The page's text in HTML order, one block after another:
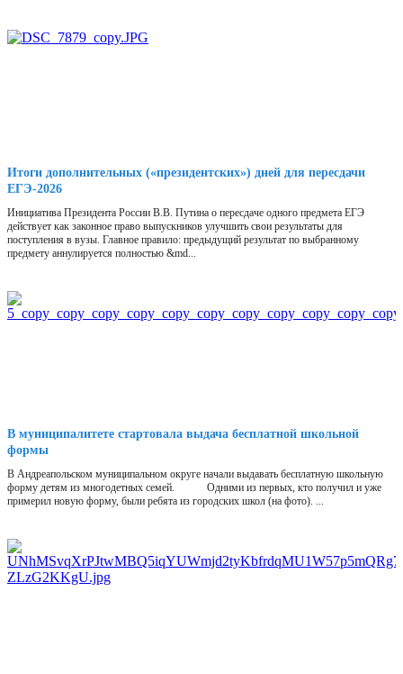
Итоги дополнительных («президентских») дней для пересдачи
ЕГЭ-2026
Инициатива Президента России В.В. Путина о пересдаче одного предмета ЕГЭ
действует как законное право выпускников улучшить свои результаты для
поступления в вузы. Главное правило: предыдущий результат по выбранному
предмету аннулируется полностью &md...
В муниципалитете стартовала выдача бесплатной школьной
формы
В Андреапольском муниципальном округе начали выдавать бесплатную школьную
форму детям из многодетных семей. Одними из первых, кто получил и уже
примерил новую форму, были ребята из городских школ (на фото). ...